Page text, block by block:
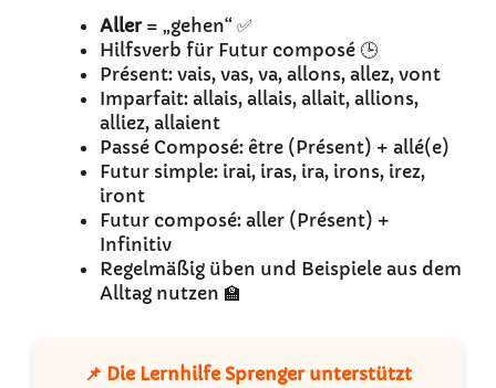
Aller= „gehen“ ✅
Hilfsverb für Futur composé 🕒
Présent: vais, vas, va, allons, allez, vont
Imparfait: allais, allais, allait, allions,
alliez, allaient
Passé Composé: être (Présent) + allé(e)
Futur simple: irai, iras, ira, irons, irez,
iront
Futur composé: aller (Présent) +
Infinitiv
Regelmäßig üben und Beispiele aus dem
Alltag nutzen 🏫
📌 Die Lernhilfe Sprengerunterstützt